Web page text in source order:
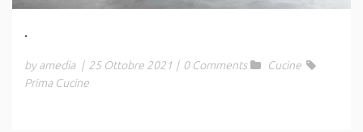
.
by amedia | 25 Ottobre 2021 | 0 Comments
Cucine
Prima Cucine